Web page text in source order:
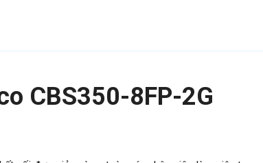
CBS350-8FP-2G